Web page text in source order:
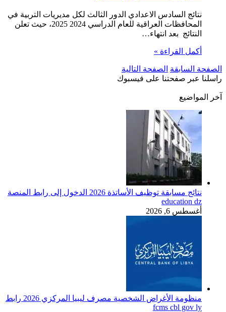
نتائج السادس الاعدادي الدور الثالث لكل مديريات التربية في
المحافظات العراقية للعام الدراسي 2024 2025، حيث تعلن
النتائج بعد انتهاء…
أكمل القراءة »
الصفحة السابقة الصفحة التالية
راسلنا عبر صفحتنا على فيسبوك
آخر المواضيع
نتائج مسابقة توظيف الأساتذة 2026 الدخول إلى رابط المنصة
education dz
أغسطس 6, 2026
منظومة الأغراض الشخصية مصرف ليبيا المركزي 2026 رابط
fcms cbl gov ly